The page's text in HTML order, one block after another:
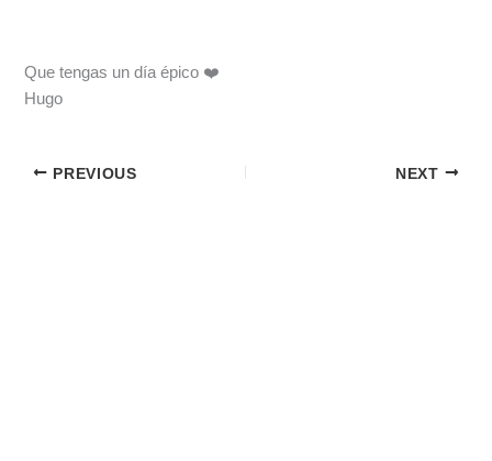
Que tengas un día épico ❤️
Hugo
PREVIOUS NEXT